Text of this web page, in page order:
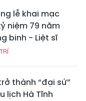
lễ khai mạc
niệm 79 năm
binh - Liệt sĩ
thành “đại sứ”
lịch Hà Tĩnh